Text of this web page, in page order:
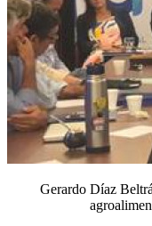
Gerardo Díaz